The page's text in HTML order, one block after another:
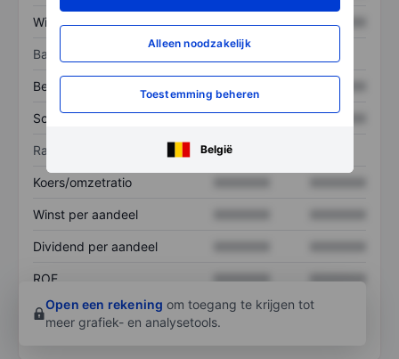
Alleen noodzakelijk
Toestemming beheren
België
Winst XXXXXXX XXXXXXX
Balans
Bezittingen
Schulden XXXXXXX XXXXXXX
Ratio's
Koers/omzetratio
Winst per aandeel
Dividend per aandeel
ROE XXXXXXX
XXXXXXX
Open een rekening om toegang te krijgen tot
meer grafiek- en analysetools.